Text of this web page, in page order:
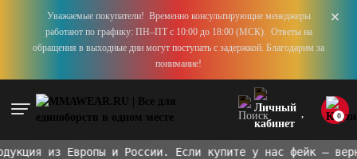
+
Уважаемые покупатели! Временно консультирующие менеджеры
работают по графику: ПН–ПТ с 10:00 до 18:00 (МСК). Ответы на
обращения в выходные дни могут поступать с задержкой. Благодарим за
понимание!
0
из Европы и России. Если купите у нас фейк —